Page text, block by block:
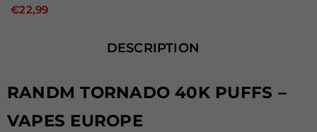
€22,99
DESCRIPTION
RANDM TORNADO 40K PUFFS –
VAPES EUROPE